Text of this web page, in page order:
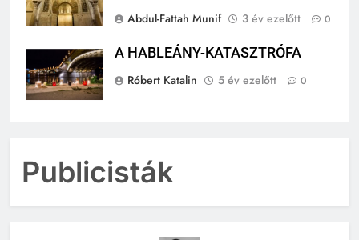
Abdul-Fattah Munif
3 év ezelőtt 0
A HABLEÁNY-KATASZTRÓFA
Róbert Katalin
5 év ezelőtt 0
Publicisták